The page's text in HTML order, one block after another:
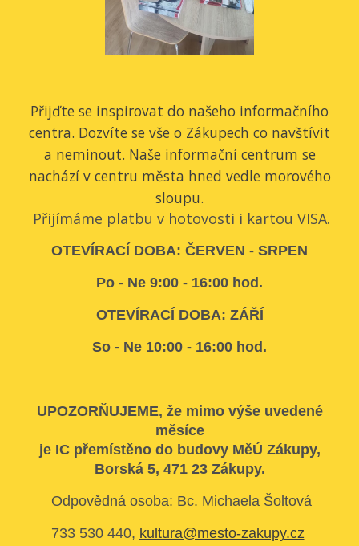
Přijďte se inspirovat do našeho informačního
centra. Dozvíte se vše o Zákupech co navštívit
a neminout. Naše informační centrum se
nachází v centru města hned vedle morového
sloupu.
Přijímáme platbu v hotovosti i kartou VISA.
OTEVÍRACÍ DOBA: ČERVEN - SRPEN
Po - Ne 9:00 - 16:00 hod.
OTEVÍRACÍ DOBA: ZÁŘÍ
So - Ne 10:00 - 16:00 hod.
UPOZORŇUJEME, že mimo výše uvedené
měsíce
je IC přemístěno do budovy MěÚ Zákupy,
Borská 5, 471 23 Zákupy.
Odpovědná osoba: Bc. Michaela Šoltová
733 530 440, kultura@mesto-zakupy.cz